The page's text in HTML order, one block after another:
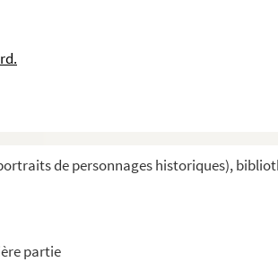
de personnages historiques),
partie
Bonaparte